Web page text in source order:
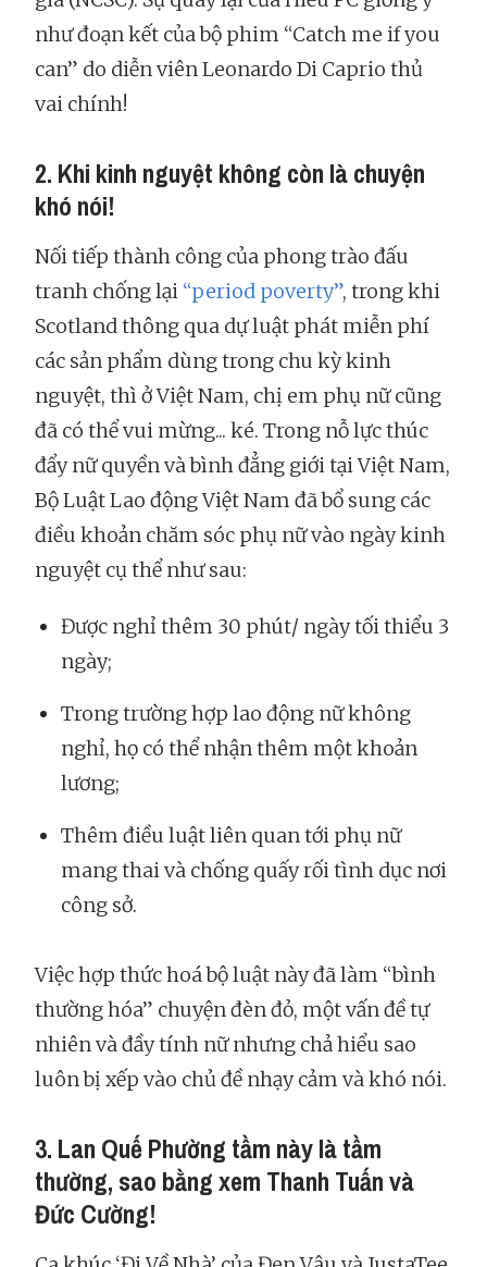
như đoạn kết của bộ phim “Catch me if you
can” do diễn viên Leonardo Di Caprio thủ
vai chính!
2. Khi kinh nguyệt không còn là chuyện
khó nói!
Nối tiếp thành công của phong trào đấu
tranh chống lại “period poverty”, trong khi
Scotland thông qua dự luật phát miễn phí
các sản phẩm dùng trong chu kỳ kinh
nguyệt, thì ở Việt Nam, chị em phụ nữ cũng
đã có thể vui mừng... ké. Trong nỗ lực thúc
đẩy nữ quyền và bình đẳng giới tại Việt Nam,
Bộ Luật Lao động Việt Nam đã bổ sung các
điều khoản chăm sóc phụ nữ vào ngày kinh
nguyệt cụ thể như sau:
Được nghỉ thêm 30 phút/ ngày tối thiểu 3
ngày;
Trong trường hợp lao động nữ không
nghỉ, họ có thể nhận thêm một khoản
lương;
Thêm điều luật liên quan tới phụ nữ
mang thai và chống quấy rối tình dục nơi
công sở.
Việc hợp thức hoá bộ luật này đã làm “bình
thường hóa” chuyện đèn đỏ, một vấn đề tự
nhiên và đầy tính nữ nhưng chả hiểu sao
luôn bị xếp vào chủ đề nhạy cảm và khó nói.
3. Lan Quế Phường tầm này là tầm
thường, sao bằng xem Thanh Tuấn và
Đức Cường!